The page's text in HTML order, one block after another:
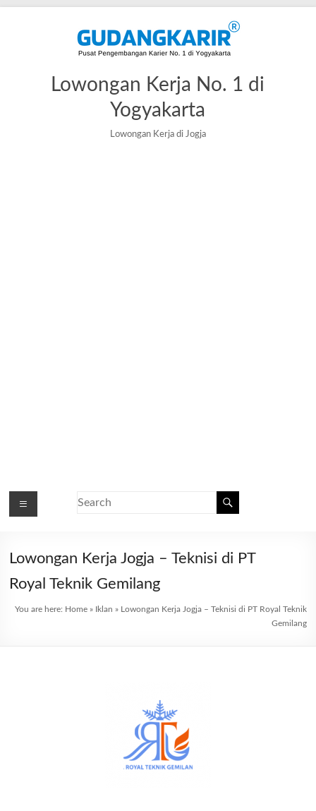
Lowongan Kerja No. 1 di
Yogyakarta
Lowongan Kerja di Jogja
Lowongan Kerja Jogja – Teknisi di PT
Royal Teknik Gemilang
You are here: Home» Iklan » Lowongan Kerja Jogja – Teknisi di PT Royal Teknik
Gemilang